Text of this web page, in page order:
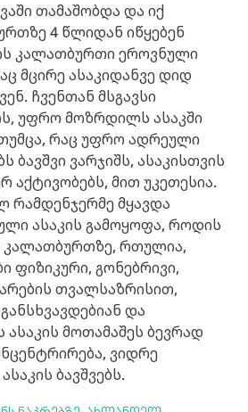
თამაშობდა და იქ
4 წლიდან იწყებენ
კალათბურთი ეროვნული
მცირე ასაკიდანვე დიდ
ჩვენთან მსგავსი
უფრო მოზრდილს ასაკში
რაც უფრო ადრეული
ბავშვი ვარჯიშს, ასაკისთვის
აქტივობებს, მით უკეთესია.
რამდენჯერმე მყავდა
ასაკის გამოყოფა, როდის
კალათბურთზე, რთულია,
ფიზიკური, გონებრივი,
თვალსაზრისით,
და
მოთამაშეს ბევრად
ვიდრე
ბავშვებს.